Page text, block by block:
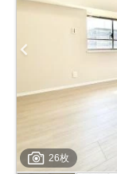
26枚